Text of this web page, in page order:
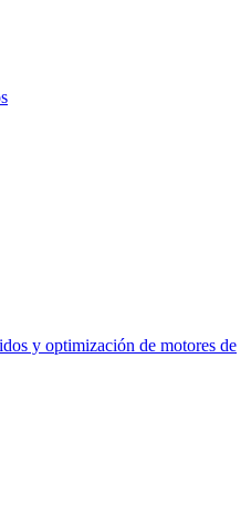
y optimización de motores de